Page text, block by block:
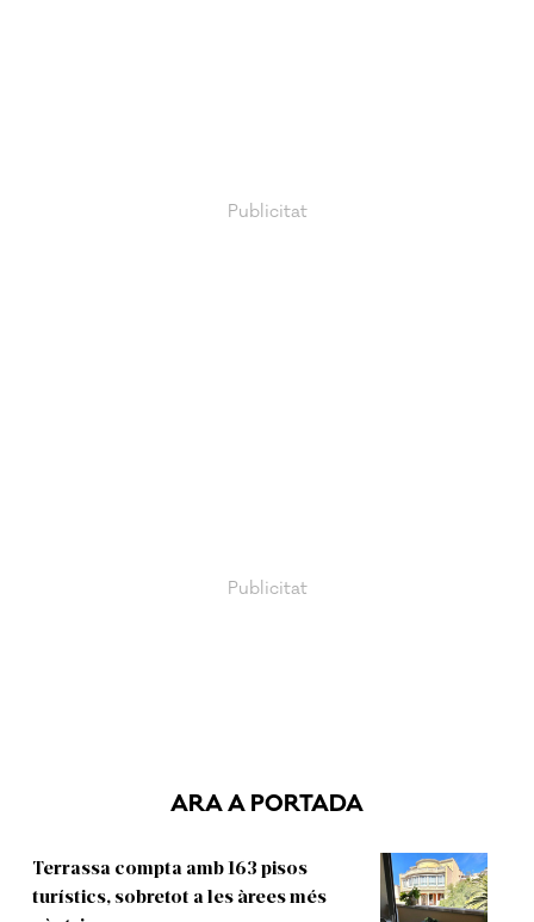
ARA A PORTADA
Terrassa compta amb 163 pisos
turístics, sobretot a les àrees més